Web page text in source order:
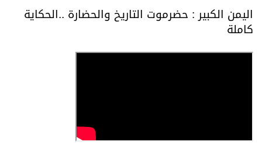
اليمن الكبير : حضرموت التاريخ والحضارة ..الحكاية
كاملة